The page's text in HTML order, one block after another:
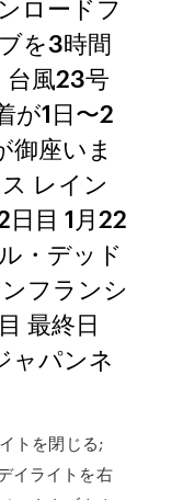
ロードフ
を3時間
台風23号
が1日〜2
御座いま
レイン
目 1月22
・デッド
フランシ
最終日
ャパンネ
トを閉じる;
イライトを右